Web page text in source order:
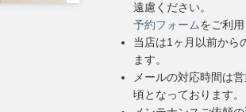
遠慮ください。
予約フォームをご利用
当店は1ヶ月以前から
ます。
メールの対応時間は
頃となっております。